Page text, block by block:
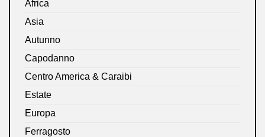
Africa
Asia
Autunno
Capodanno
Centro America & Caraibi
Estate
Europa
Ferragosto